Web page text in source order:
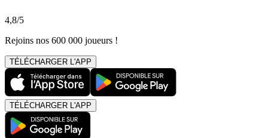
4,8/5
Rejoins nos 600 000 joueurs !
TÉLÉCHARGER L'APP
TÉLÉCHARGER L'APP